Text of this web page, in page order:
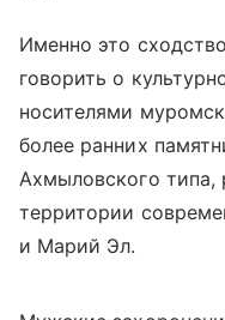
Именно это
говорить о
носителями
более ранних
Ахмыловского типа,
территории
и Марий Эл.